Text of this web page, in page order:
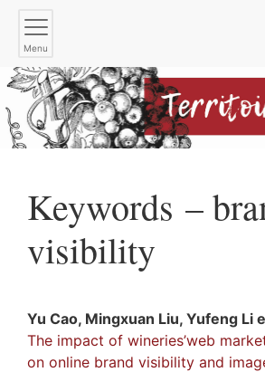
Menu
Keywords –
visibility
Yu Cao, Mingxuan Liu, Yufeng Li
The impact of wineries’web
on online brand visibility and